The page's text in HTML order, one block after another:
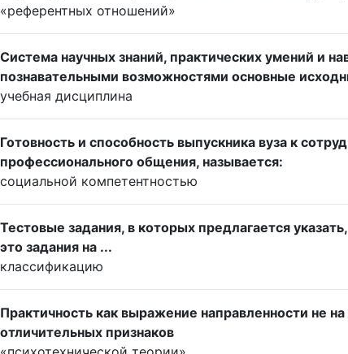
«референтных отношений»
Система научных знаний, практических умений и
познавательными возможностями основные
учебная дисциплина
Готовность и способность выпускника вуза к
профессионального общения, называется:
социальной компетентностью
Тестовые задания, в которых предлагается
это задания на ...
классификацию
Практичность как выражение направленности не
отличительных признаков